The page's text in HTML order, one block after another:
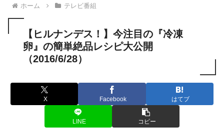
ホーム テレビ番組
【ヒルナンデス！】今注目の『冷凍
卵』の簡単絶品レシピ大公開
（2016/6/28）
X Facebook はてブ
LINE コピー